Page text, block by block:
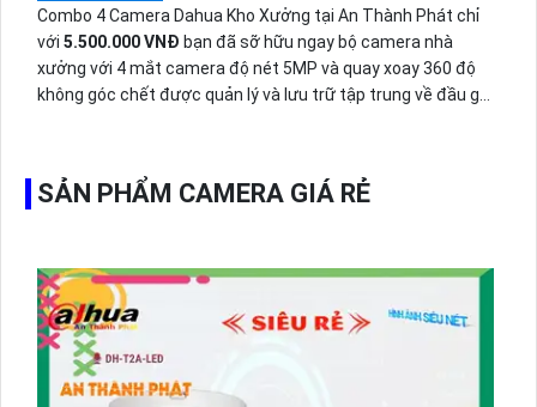
Combo 4 Camera Dahua Kho Xưởng tại An Thành Phát chỉ
với 5.500.000 VNĐ bạn đã sỡ hữu ngay bộ camera nhà
xưởng với 4 mắt camera độ nét 5MP và quay xoay 360 độ
không góc chết được quản lý và lưu trữ tập trung về đầu ghi
SẢN PHẨM CAMERA GIÁ RẺ